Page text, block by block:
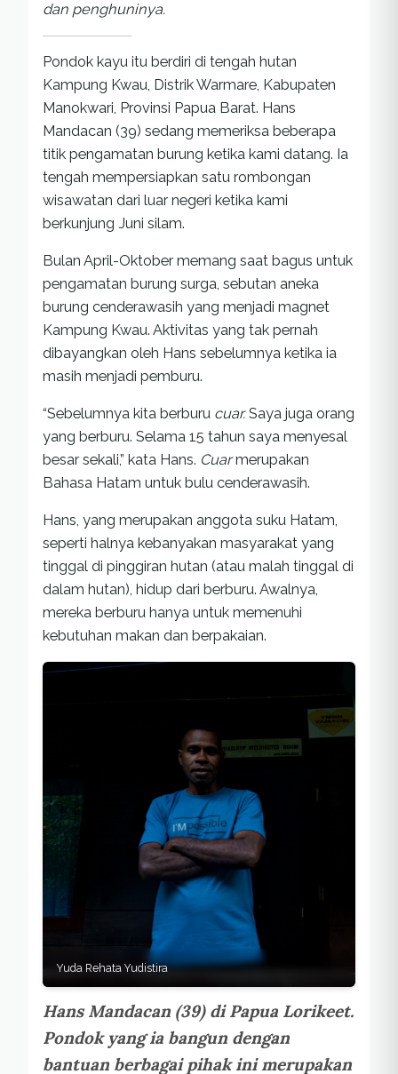
dan penghuninya.
Pondok kayu itu berdiri di tengah hutan
Kampung Kwau, Distrik Warmare, Kabupaten
Manokwari, Provinsi Papua Barat. Hans
Mandacan (39) sedang memeriksa beberapa
titik pengamatan burung ketika kami datang. Ia
tengah mempersiapkan satu rombongan
wisawatan dari luar negeri ketika kami
berkunjung Juni silam.
Bulan April-Oktober memang saat bagus untuk
pengamatan burung surga, sebutan aneka
burung cenderawasih yang menjadi magnet
Kampung Kwau. Aktivitas yang tak pernah
dibayangkan oleh Hans sebelumnya ketika ia
masih menjadi pemburu.
“Sebelumnya kita berburu cuar.Saya juga orang
yang berburu. Selama 15 tahun saya menyesal
besar sekali,” kata Hans. Cuarmerupakan
Bahasa Hatam untuk bulu cenderawasih.
Hans, yang merupakan anggota suku Hatam,
seperti halnya kebanyakan masyarakat yang
tinggal di pinggiran hutan (atau malah tinggal di
dalam hutan), hidup dari berburu. Awalnya,
mereka berburu hanya untuk memenuhi
kebutuhan makan dan berpakaian.
Yuda Rehata Yudistira
Hans Mandacan (39) di Papua Lorikeet.
Pondok yang ia bangun dengan
bantuan berbagai pihak ini merupakan